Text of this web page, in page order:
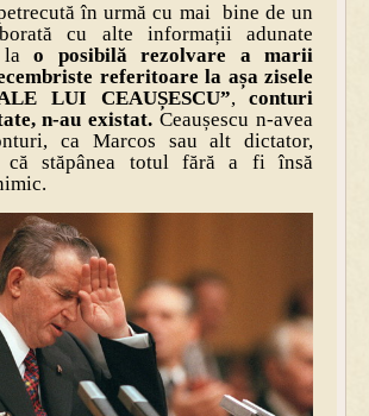
în urmă cu mai bine de un
cu alte informații adunate
lao posibilă rezolvare a marii
referitoare la așa zisele
LUI CEAUȘESCU”,conturi
n-au existat.Ceaușescu n-avea
ca Marcos sau alt dictator,
stăpânea totul fără a fi însă